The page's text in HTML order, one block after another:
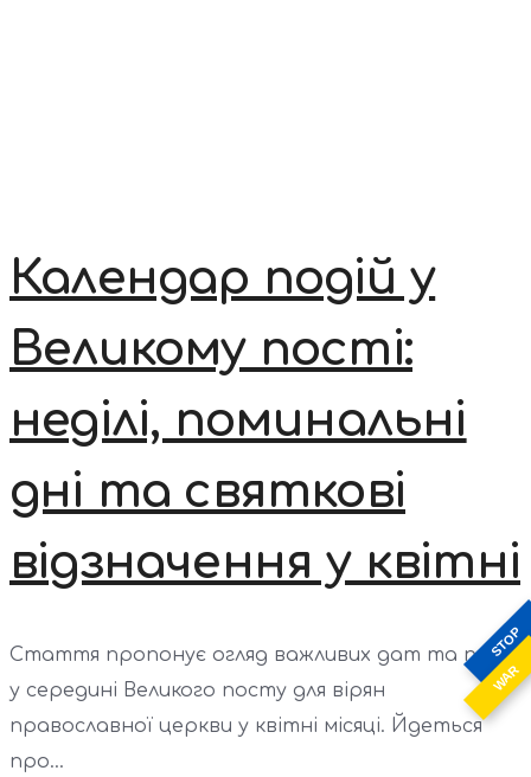
STOP
WAR
Календар подій у
Великому пості:
неділі, поминальні
дні та святкові
відзначення у квітні
Стаття пропонує огляд важливих дат та подій
у середині Великого посту для вірян
православної церкви у квітні місяці. Йдеться
про...